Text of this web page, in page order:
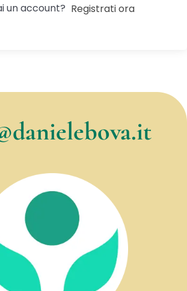
un account? Registrati ora